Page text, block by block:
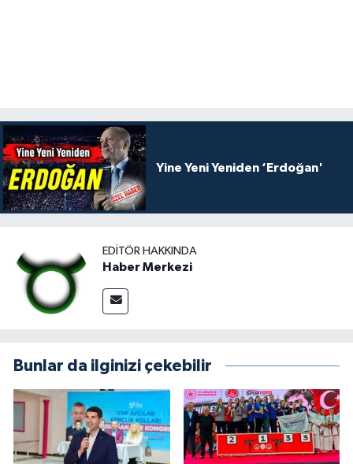
Yine Yeni Yeniden ‘Erdoğan'
EDITÖR HAKKINDA
Haber Merkezi
Bunlar da ilginizi çekebilir